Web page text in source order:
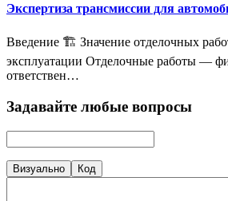
Экспертиза трансмиссии для
Введение 🏗️ Значение отделочных
эксплуатации Отделочные работы —
ответствен…
Задавайте любые вопросы
Визуально Код